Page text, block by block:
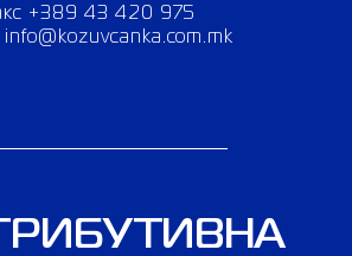
+389 43 420 975